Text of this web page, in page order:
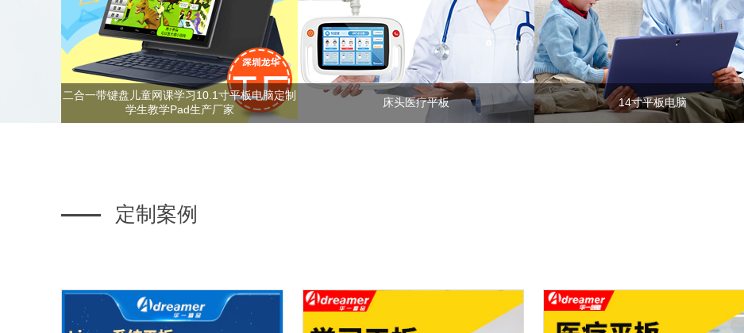
二合一带键盘儿童网课学习10.1寸平板电脑定制
学生教学Pad生产厂家
床头医疗平板 14寸平板电脑
定制案例